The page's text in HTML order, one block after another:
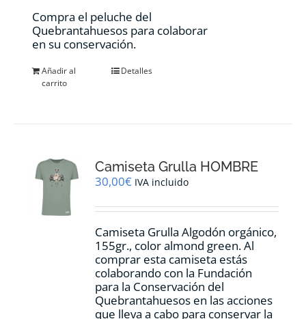
Compra el peluche del
Quebrantahuesos para colaborar
en su conservación.
Añadir al
carrito
Detalles
Camiseta Grulla HOMBRE
30,00€ IVA incluido
Camiseta Grulla Algodón orgánico,
155gr., coloralmond green.Al
comprar esta camiseta estás
colaborando con la Fundación
para la Conservación del
Quebrantahuesos en las acciones
que lleva a cabo para conservar la